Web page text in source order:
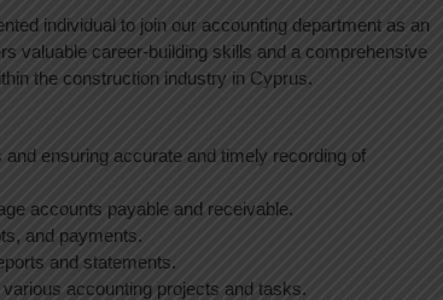
individual to join our accounting department as an
valuable career-building skills and a comprehensive
the construction industry in Cyprus.
ensuring accurate and timely recording of
accounts payable and receivable.
and payments.
and statements.
accounting projects and tasks.